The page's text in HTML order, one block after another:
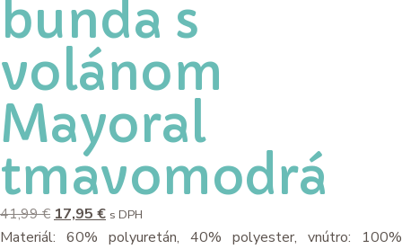
bunda s
volánom
Mayoral
tmavomodrá
41,99€ 17,95 € s DPH
Materiál: 60% polyuretán, 40% polyester, vnútro: 100%